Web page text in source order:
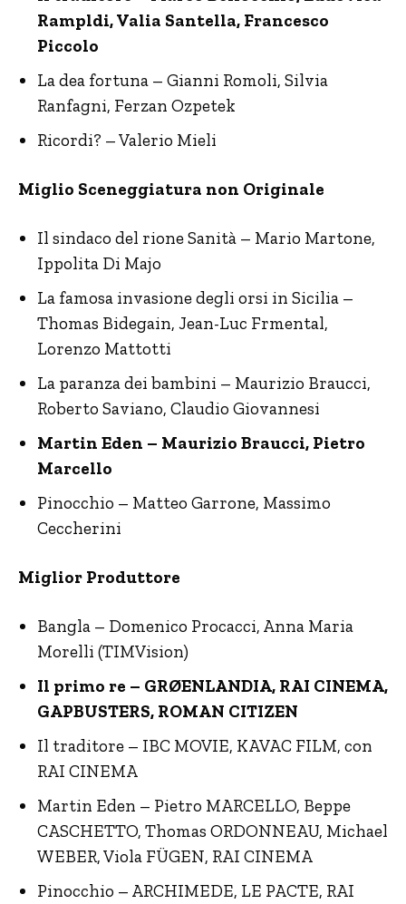
Rampldi, Valia Santella, Francesco
Piccolo
La dea fortuna – Gianni Romoli, Silvia
Ranfagni, Ferzan Ozpetek
Ricordi? – Valerio Mieli
Miglio Sceneggiatura non Originale
Il sindaco del rione Sanità – Mario Martone,
Ippolita Di Majo
La famosa invasione degli orsi in Sicilia –
Thomas Bidegain, Jean-Luc Frmental,
Lorenzo Mattotti
La paranza dei bambini – Maurizio Braucci,
Roberto Saviano, Claudio Giovannesi
Martin Eden – Maurizio Braucci, Pietro
Marcello
Pinocchio – Matteo Garrone, Massimo
Ceccherini
Miglior Produttore
Bangla – Domenico Procacci, Anna Maria
Morelli (TIMVision)
Il primo re – GRØENLANDIA, RAI CINEMA,
GAPBUSTERS, ROMAN CITIZEN
Il traditore – IBC MOVIE, KAVAC FILM, con
RAI CINEMA
Martin Eden – Pietro MARCELLO, Beppe
CASCHETTO, Thomas ORDONNEAU, Michael
WEBER, Viola FÜGEN, RAI CINEMA
Pinocchio – ARCHIMEDE, LE PACTE, RAI